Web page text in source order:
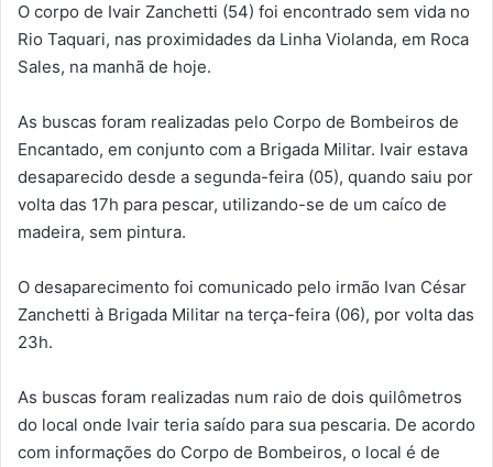
O corpo de Ivair Zanchetti (54) foi encontrado sem vida no
Rio Taquari, nas proximidades da Linha Violanda, em Roca
Sales, na manhã de hoje.
As buscas foram realizadas pelo Corpo de Bombeiros de
Encantado, em conjunto com a Brigada Militar. Ivair estava
desaparecido desde a segunda-feira (05), quando saiu por
volta das 17h para pescar, utilizando-se de um caíco de
madeira, sem pintura.
O desaparecimento foi comunicado pelo irmão Ivan César
Zanchetti à Brigada Militar na terça-feira (06), por volta das
23h.
As buscas foram realizadas num raio de dois quilômetros
do local onde Ivair teria saído para sua pescaria. De acordo
com informações do Corpo de Bombeiros, o local é de